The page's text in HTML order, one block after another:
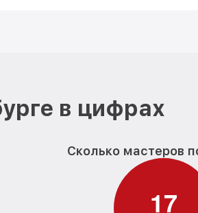
в цифрах
Сколько мастеров
17